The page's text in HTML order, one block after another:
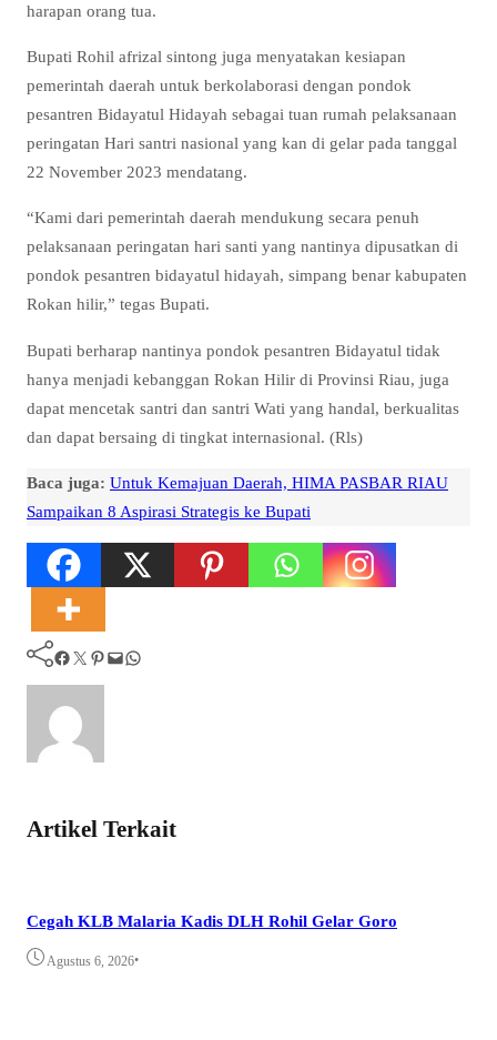
harapan orang tua.
Bupati Rohil afrizal sintong juga menyatakan kesiapan
pemerintah daerah untuk berkolaborasi dengan pondok
pesantren Bidayatul Hidayah sebagai tuan rumah pelaksanaan
peringatan Hari santri nasional yang kan di gelar pada tanggal
22 November 2023 mendatang.
“Kami dari pemerintah daerah mendukung secara penuh
pelaksanaan peringatan hari santi yang nantinya dipusatkan di
pondok pesantren bidayatul hidayah, simpang benar kabupaten
Rokan hilir,” tegas Bupati.
Bupati berharap nantinya pondok pesantren Bidayatul tidak
hanya menjadi kebanggan Rokan Hilir di Provinsi Riau, juga
dapat mencetak santri dan santri Wati yang handal, berkualitas
dan dapat bersaing di tingkat internasional. (Rls)
Baca juga: Untuk Kemajuan Daerah, HIMA PASBAR RIAU
Sampaikan 8 Aspirasi Strategis ke Bupati
Facebook Twitter Pinterest Mail WhatsApp
Artikel Terkait
Cegah KLB Malaria Kadis DLH Rohil Gelar Goro
Agustus 6, 2026•